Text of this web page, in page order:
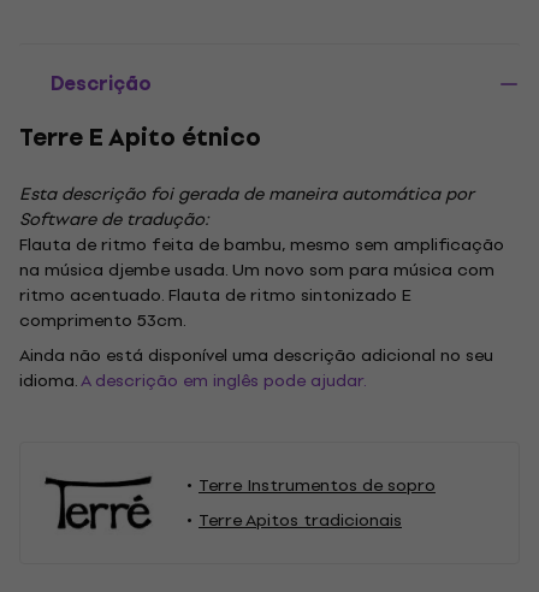
Descrição
Terre E Apito étnico
Esta descrição foi gerada de maneira automática por
Software de tradução:
Flauta de ritmo feita de bambu, mesmo sem amplificação
na música djembe usada. Um novo som para música com
ritmo acentuado. Flauta de ritmo sintonizado E
comprimento 53cm.
Ainda não está disponível uma descrição adicional no seu
idioma.A descrição em inglês pode ajudar.
Terre Instrumentos de sopro
Terre Apitos tradicionais